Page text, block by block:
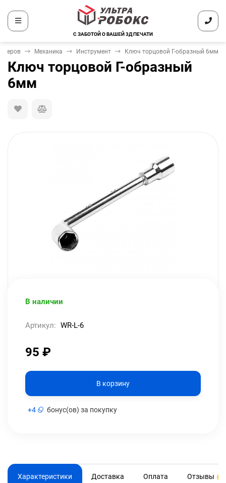
С ЗАБОТОЙ О ВАШЕЙ 3Д ПЕЧАТИ
Механика Инструмент Ключ торцовой Г-образный 6мм
Ключ торцовой Г-образный
6мм
В наличии
Артикул: WR-L-6
95 ₽
В корзину
+4 бонус(ов) за покупку
Характеристики Доставка Оплата Отзывы